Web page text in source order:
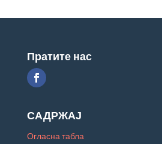
Пратите нас
САДРЖАЈ
Огласна табла